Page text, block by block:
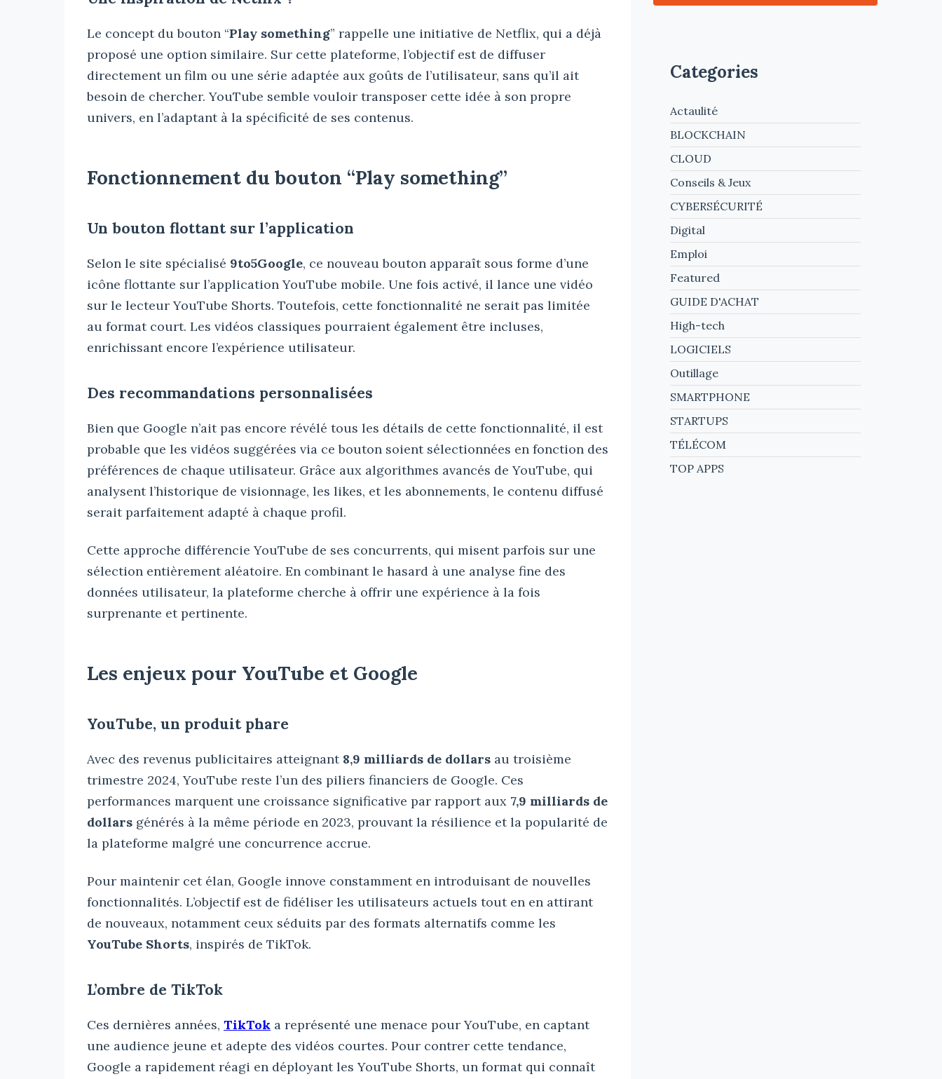
Le concept du bouton “Play something” rappelle une initiative de Netflix, qui a déjà
proposé une option similaire. Sur cette plateforme, l’objectif est de diffuser
directement un film ou une série adaptée aux goûts de l’utilisateur, sans qu’il ait
besoin de chercher. YouTube semble vouloir transposer cette idée à son propre
univers, en l’adaptant à la spécificité de ses contenus.
Fonctionnement du bouton “Play something”
Un bouton flottant sur l’application
Selon le site spécialisé 9to5Google, ce nouveau bouton apparaît sous forme d’une
icône flottante sur l’application YouTube mobile. Une fois activé, il lance une vidéo
sur le lecteur YouTube Shorts. Toutefois, cette fonctionnalité ne serait pas limitée
au format court. Les vidéos classiques pourraient également être incluses,
enrichissant encore l’expérience utilisateur.
Des recommandations personnalisées
Bien que Google n’ait pas encore révélé tous les détails de cette fonctionnalité, il est
probable que les vidéos suggérées via ce bouton soient sélectionnées en fonction des
préférences de chaque utilisateur. Grâce aux algorithmes avancés de YouTube, qui
analysent l’historique de visionnage, les likes, et les abonnements, le contenu diffusé
serait parfaitement adapté à chaque profil.
Cette approche différencie YouTube de ses concurrents, qui misent parfois sur une
sélection entièrement aléatoire. En combinant le hasard à une analyse fine des
données utilisateur, la plateforme cherche à offrir une expérience à la fois
surprenante et pertinente.
Les enjeux pour YouTube et Google
YouTube, un produit phare
Avec des revenus publicitaires atteignant 8,9 milliards de dollars au troisième
trimestre 2024, YouTube reste l’un des piliers financiers de Google. Ces
performances marquent une croissance significative par rapport aux 7,9 milliards de
dollars générés à la même période en 2023, prouvant la résilience et la popularité de
la plateforme malgré une concurrence accrue.
Pour maintenir cet élan, Google innove constamment en introduisant de nouvelles
fonctionnalités. L’objectif est de fidéliser les utilisateurs actuels tout en en attirant
de nouveaux, notamment ceux séduits par des formats alternatifs comme les
YouTube Shorts, inspirés de TikTok.
L’ombre de TikTok
Ces dernières années, TikTok a représenté une menace pour YouTube, en captant
une audience jeune et adepte des vidéos courtes. Pour contrer cette tendance,
Google a rapidement réagi en déployant les YouTube Shorts, un format qui connaît
Categories
Actaulité
BLOCKCHAIN
CLOUD
Conseils & Jeux
CYBERSÉCURITÉ
Digital
Emploi
Featured
GUIDE D'ACHAT
High-tech
LOGICIELS
Outillage
SMARTPHONE
STARTUPS
TÉLÉCOM
TOP APPS